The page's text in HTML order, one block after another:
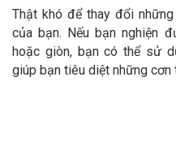
Thật khó để thay đổi
của bạn. Nếu bạn nghiện
hoặc giòn, bạn có thể sử
giúp bạn tiêu diệt những cơn